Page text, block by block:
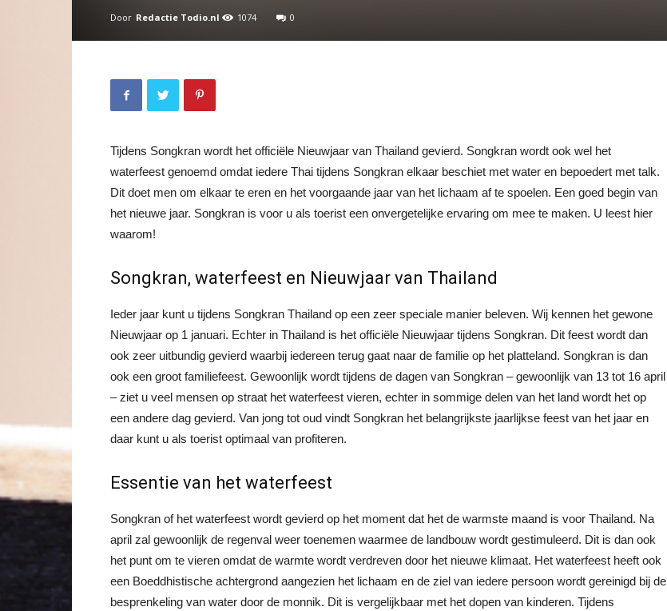
Door Redactie Todio.nl 1074 0
Tijdens Songkran wordt het officiële Nieuwjaar van Thailand gevierd. Songkran wordt ook wel het
waterfeest genoemd omdat iedere Thai tijdens Songkran elkaar beschiet met water en bepoedert met talk.
Dit doet men om elkaar te eren en het voorgaande jaar van het lichaam af te spoelen. Een goed begin van
het nieuwe jaar. Songkran is voor u als toerist een onvergetelijke ervaring om mee te maken. U leest hier
waarom!
Songkran, waterfeest en Nieuwjaar van Thailand
Ieder jaar kunt u tijdens Songkran Thailand op een zeer speciale manier beleven. Wij kennen het gewone
Nieuwjaar op 1 januari. Echter in Thailand is het officiële Nieuwjaar tijdens Songkran. Dit feest wordt dan
ook zeer uitbundig gevierd waarbij iedereen terug gaat naar de familie op het platteland. Songkran is dan
ook een groot familiefeest. Gewoonlijk wordt tijdens de dagen van Songkran – gewoonlijk van 13 tot 16 april
– ziet u veel mensen op straat het waterfeest vieren, echter in sommige delen van het land wordt het op
een andere dag gevierd. Van jong tot oud vindt Songkran het belangrijkste jaarlijkse feest van het jaar en
daar kunt u als toerist optimaal van profiteren.
Essentie van het waterfeest
Songkran of het waterfeest wordt gevierd op het moment dat het de warmste maand is voor Thailand. Na
april zal gewoonlijk de regenval weer toenemen waarmee de landbouw wordt gestimuleerd. Dit is dan ook
het punt om te vieren omdat de warmte wordt verdreven door het nieuwe klimaat. Het waterfeest heeft ook
een Boeddhistische achtergrond aangezien het lichaam en de ziel van iedere persoon wordt gereinigd bij de
besprenkeling van water door de monnik. Dit is vergelijkbaar met het dopen van kinderen. Tijdens